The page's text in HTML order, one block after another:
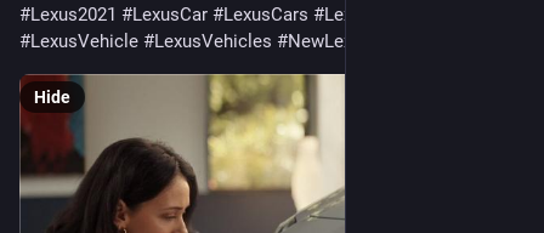
#Lexus2021 #LexusCar #LexusCars #LexusIS
#LexusVehicle #LexusVehicles #NewLexus
Hide